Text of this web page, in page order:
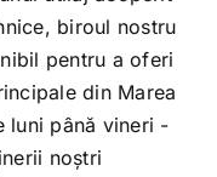
biroul nostru
pentru a oferi
din Marea
luni până vineri -
noștri